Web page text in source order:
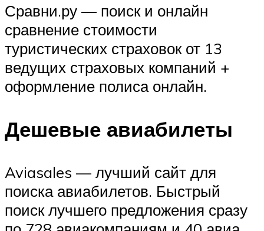
Сравни.ру — поиск и онлайн
сравнение стоимости
туристических страховок от 13
ведущих страховых компаний +
оформление полиса онлайн.
Дешевые авиабилеты
Aviasales — лучший сайт для
поиска авиабилетов. Быстрый
поиск лучшего предложения сразу